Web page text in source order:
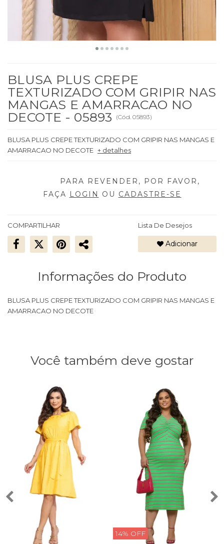
BLUSA PLUS CREPE
TEXTURIZADO COM GRIPIR NAS
MANGAS E AMARRACAO NO
DECOTE - 05893
(Cód.05893)
BLUSA PLUS CREPE TEXTURIZADO COM GRIPIR NAS MANGAS E
AMARRACAO NO DECOTE + detalhes
FAÇA LOGIN OU CADASTRE-SE
COMPARTILHAR Lista De Desejos
Adicionar
Informações do Produto
BLUSA PLUS CREPE TEXTURIZADO COM GRIPIR NAS MANGAS E
AMARRACAO NO DECOTE
Você também deve gostar
14% OFF